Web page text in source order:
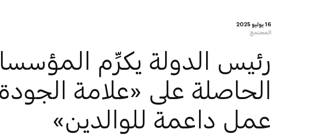
16 يوليو 2025
المجتمع
رئيس الدولة يكرِّم
الحاصلة على «علامة الجودة
عمل داعمة للوالدين»